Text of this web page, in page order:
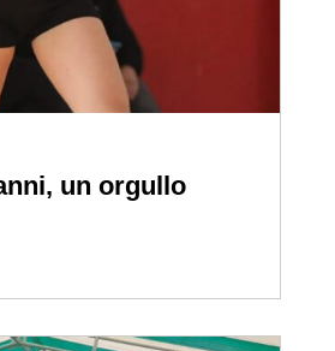
un orgullo